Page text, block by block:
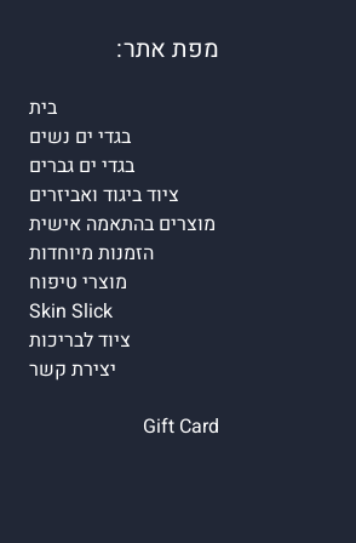
מפת אתר:
בית
בגדי ים נשים
בגדי ים גברים
ציוד ביגוד ואביזרים
מוצרים בהתאמה אישית
הזמנות מיוחדות
מוצרי טיפוח
Skin Slick
ציוד לבריכות
יצירת קשר
Gift Card